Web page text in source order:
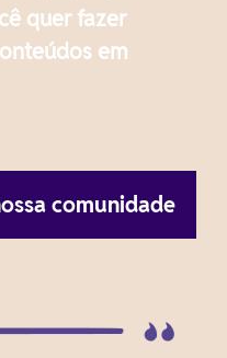
quer fazer
em
comunidade